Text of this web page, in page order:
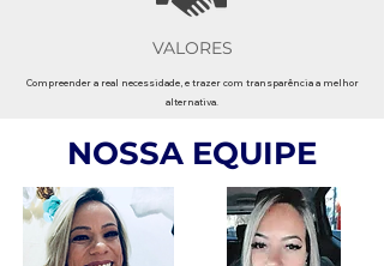
VALORES
Compreender a real necessidade, e trazer com transparência a melhor
alternativa.
NOSSA EQUIPE